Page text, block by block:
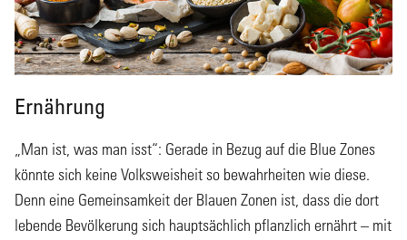
Ernährung
„Man ist, was man isst“: Gerade in Bezug auf die Blue Zones
könnte sich keine Volksweisheit so bewahrheiten wie diese.
Denn eine Gemeinsamkeit der Blauen Zonen ist, dass die dort
lebende Bevölkerung sich hauptsächlich pflanzlich ernährt – mit